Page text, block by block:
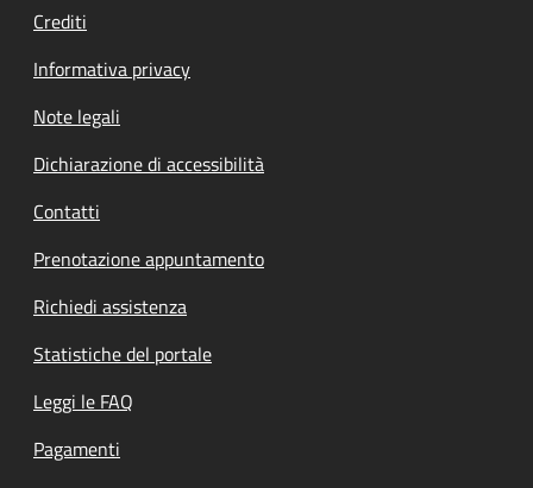
Crediti
Informativa privacy
Note legali
Dichiarazione di accessibilità
Contatti
Prenotazione appuntamento
Richiedi assistenza
Statistiche del portale
Leggi le FAQ
Pagamenti